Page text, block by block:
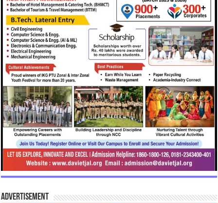
Advertisement